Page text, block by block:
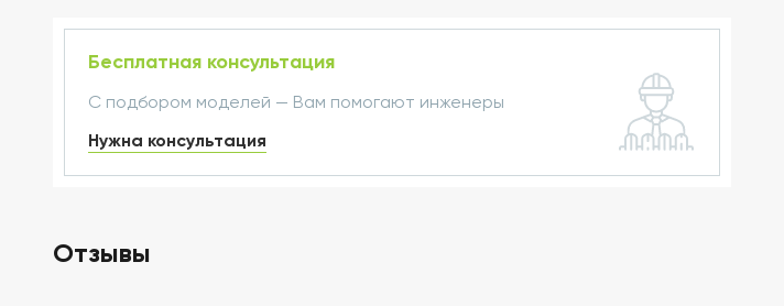
Бесплатная консультация
С подбором моделей — Вам помогают инженеры
Нужна консультация
Отзывы